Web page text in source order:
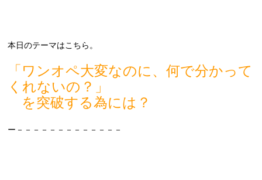
本日のテーマはこちら。
「ワンオペ大変なのに、何で分かって
くれないの？」
を突破する為には？
ー－－－－－－－－－－－－－